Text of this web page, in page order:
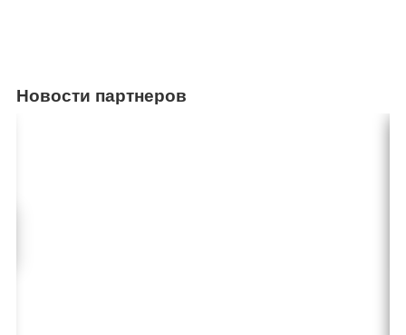
Новости партнеров